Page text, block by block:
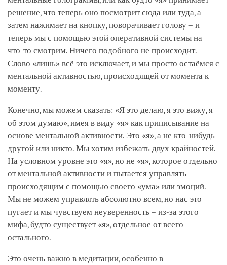
решение, что теперь оно посмотрит сюда или туда, а
затем нажимает на кнопку, поворачивает голову – и
теперь мы с помощью этой оперативной системы на
что-то смотрим. Ничего подобного не происходит.
Слово «лишь» всё это исключает, и мы просто остаёмся с
ментальной активностью, происходящей от момента к
моменту.
Конечно, мы можем сказать: «Я это делаю, я это вижу, я
об этом думаю», имея в виду «я» как приписывание на
основе ментальной активности. Это «я», а не кто-нибудь
другой или никто. Мы хотим избежать двух крайностей.
На условном уровне это «я», но не «я», которое отдельно
от ментальной активности и пытается управлять
происходящим с помощью своего «ума» или эмоций.
Мы не можем управлять абсолютно всем, но нас это
пугает и мы чувствуем неуверенность – из-за этого
мифа, будто существует «я», отдельное от всего
остального.
Это очень важно в медитации, особенно в